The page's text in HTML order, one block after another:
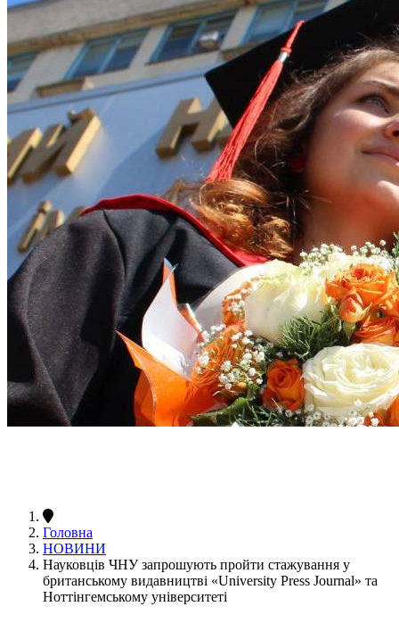
Головна
НОВИНИ
Науковців ЧНУ запрошують пройти стажування у
британському видавництві «University Press Journal» та
Ноттінгемському університеті